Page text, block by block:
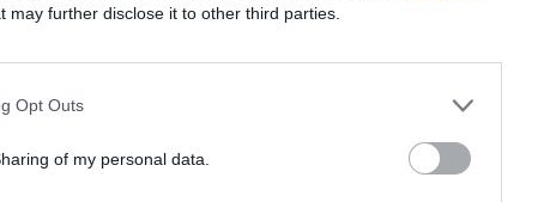
may further disclose it to other third parties.
Opt Outs
of my personal data.